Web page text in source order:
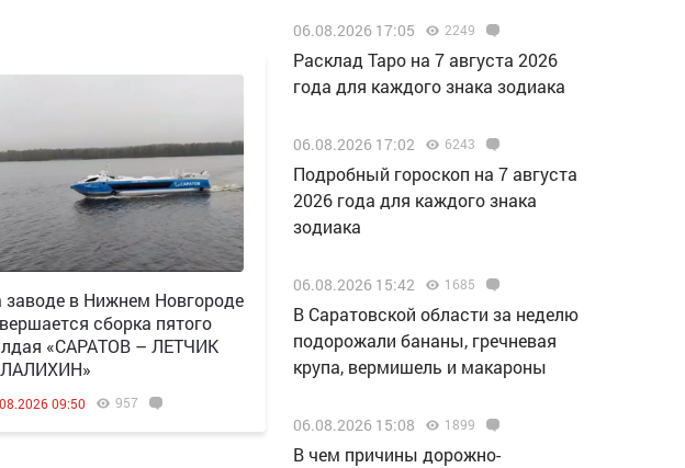
заводе в Нижнем Новгороде
сборка пятого
«САРАТОВ – ЛЕТЧИК
09:50 957
06.08.2026 17:05 2249
Расклад Таро на 7 августа 2026
года для каждого знака зодиака
06.08.2026 17:02 6243
Подробный гороскоп на 7 августа
2026 года для каждого знака
зодиака
06.08.2026 15:42 1685
В Саратовской области за неделю
подорожали бананы, гречневая
крупа, вермишель и макароны
06.08.2026 15:08 1899
В чем причины дорожно-